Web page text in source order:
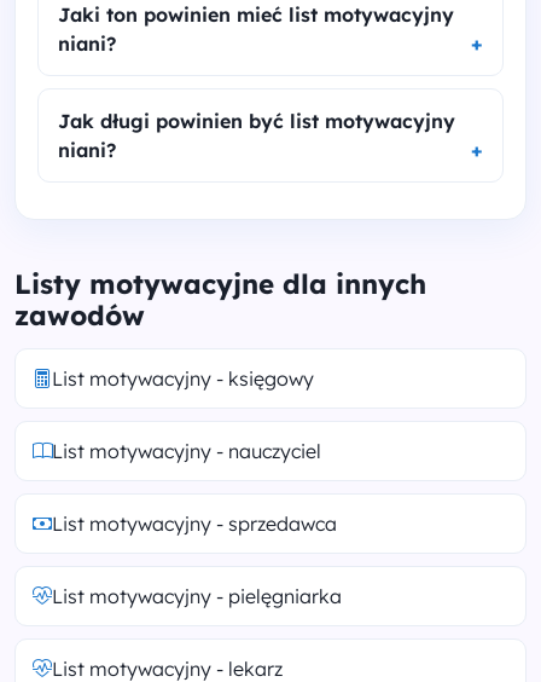
Jaki ton powinien mieć list motywacyjny
niani?
Jak długi powinien być list motywacyjny
niani?
Listy motywacyjne dla innych
zawodów
List motywacyjny - księgowy
List motywacyjny - nauczyciel
List motywacyjny - sprzedawca
List motywacyjny - pielęgniarka
List motywacyjny - lekarz